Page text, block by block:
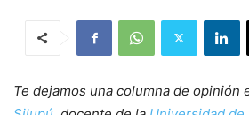
Te dejamos una columna de opinión